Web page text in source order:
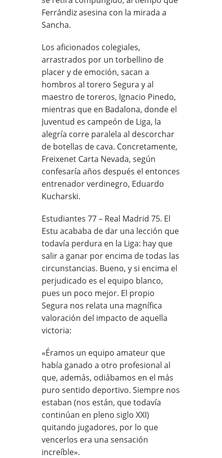
Ferrándiz asesina con la mirada a
Sancha.
Los aficionados colegiales,
arrastrados por un torbellino de
placer y de emoción, sacan a
hombros al torero Segura y al
maestro de toreros, Ignacio Pinedo,
mientras que en Badalona, donde el
Juventud es campeón de Liga, la
alegría corre paralela al descorchar
de botellas de cava. Concretamente,
Freixenet Carta Nevada, según
confesaría años después el entonces
entrenador verdinegro, Eduardo
Kucharski.
Estudiantes 77 – Real Madrid 75. El
Estu acababa de dar una lección que
todavía perdura en la Liga: hay que
salir a ganar por encima de todas las
circunstancias. Bueno, y si encima el
perjudicado es el equipo blanco,
pues un poco mejor. El propio
Segura nos relata una magnífica
valoración del impacto de aquella
victoria:
«Éramos un equipo amateur que
había ganado a otro profesional al
que, además, odiábamos en el más
puro sentido deportivo. Siempre nos
estaban (nos están, que todavía
continúan en pleno siglo XXI)
quitando jugadores, por lo que
vencerlos era una sensación
increíble».